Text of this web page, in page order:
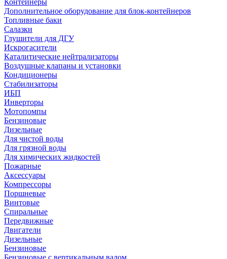
Контейнеры
Дополнительное оборудование для блок-контейнеров
Топливные баки
Салазки
Глушители для ДГУ
Искрогасители
Каталитические нейтрализаторы
Воздушные клапаны и установки
Кондиционеры
Стабилизаторы
ИБП
Инверторы
Мотопомпы
Бензиновые
Дизельные
Для чистой воды
Для грязной воды
Для химических жидкостей
Пожарные
Аксессуары
Компрессоры
Поршневые
Винтовые
Спиральные
Передвижные
Двигатели
Дизельные
Бензиновые
Бензиновые с вертикальным валом